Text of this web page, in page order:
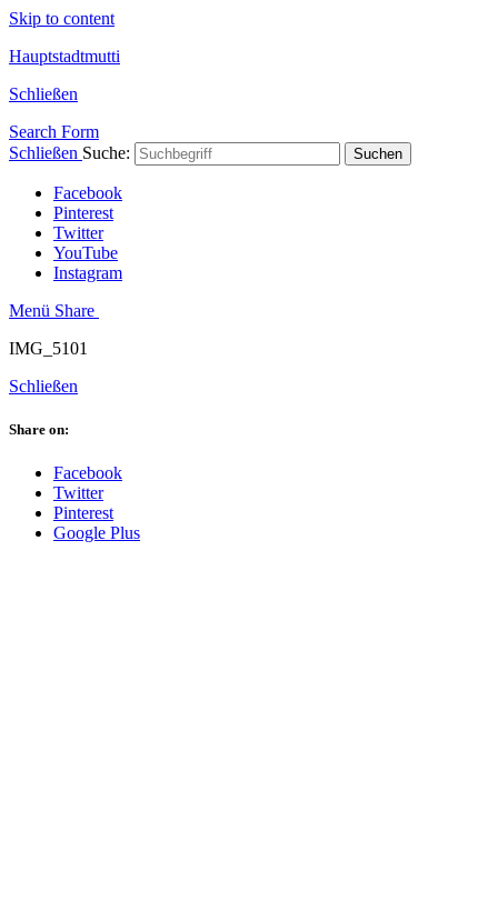
Skip to content
Hauptstadtmutti
Schließen
Search Form
Schließen Suche: Suchen
Facebook
Pinterest
Twitter
YouTube
Instagram
Menü Share
IMG_5101
Schließen
Share on:
Facebook
Twitter
Pinterest
Google Plus